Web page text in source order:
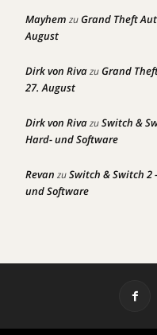
Mayhem zuGrand Theft
August
Dirk von RivazuGrand
27. August
Dirk von RivazuSwitch &
Hard- und Software
Revan zuSwitch & Switch
und Software